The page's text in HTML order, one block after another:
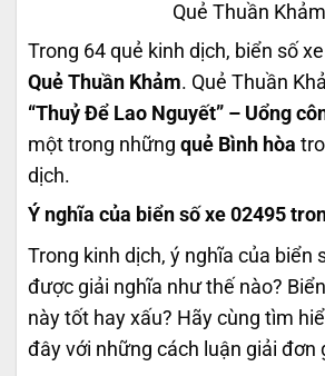
Quẻ Thuần Khảm
Trong 64 quẻ kinh dịch, biển số
Quẻ Thuần Khảm. Quẻ Thuần
“Thuỷ Để Lao Nguyết” – Uổng
một trong những quẻ Bình hòa
dịch.
Ý nghĩa của biển số xe 02495
Trong kinh dịch, ý nghĩa của biển
được giải nghĩa như thế nào?
này tốt hay xấu? Hãy cùng tìm
đây với những cách luận giải đơn